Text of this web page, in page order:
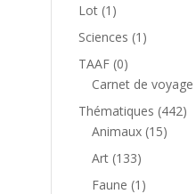
Lot 1 1
produit
Sciences 1 1
TAAF 00
produit
Carnet de voyage
Thématiques 442442
Animaux 1515
Art 133133
produits
Faune 1 1